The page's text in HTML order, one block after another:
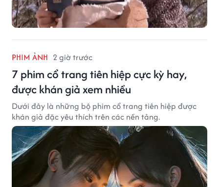
PHIM ẢNH 2 giờ trước
7 phim cổ trang tiên hiệp cực kỳ hay,
được khán giả xem nhiều
Dưới đây là những bộ phim cổ trang tiên hiệp được
khán giả đặc yêu thích trên các nền tảng.